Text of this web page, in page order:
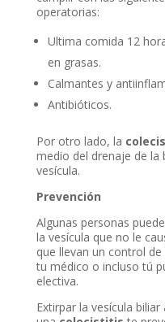
operatorias:
Ultima comida 12
en grasas.
Calmantes y
Antibióticos.
Por otro lado, la
medio del drenaje de la
vesícula.
Prevención
Algunas personas
la vesícula que no le
que llevan un control
tu médico o incluso tú
electiva.
Extirpar la vesícula